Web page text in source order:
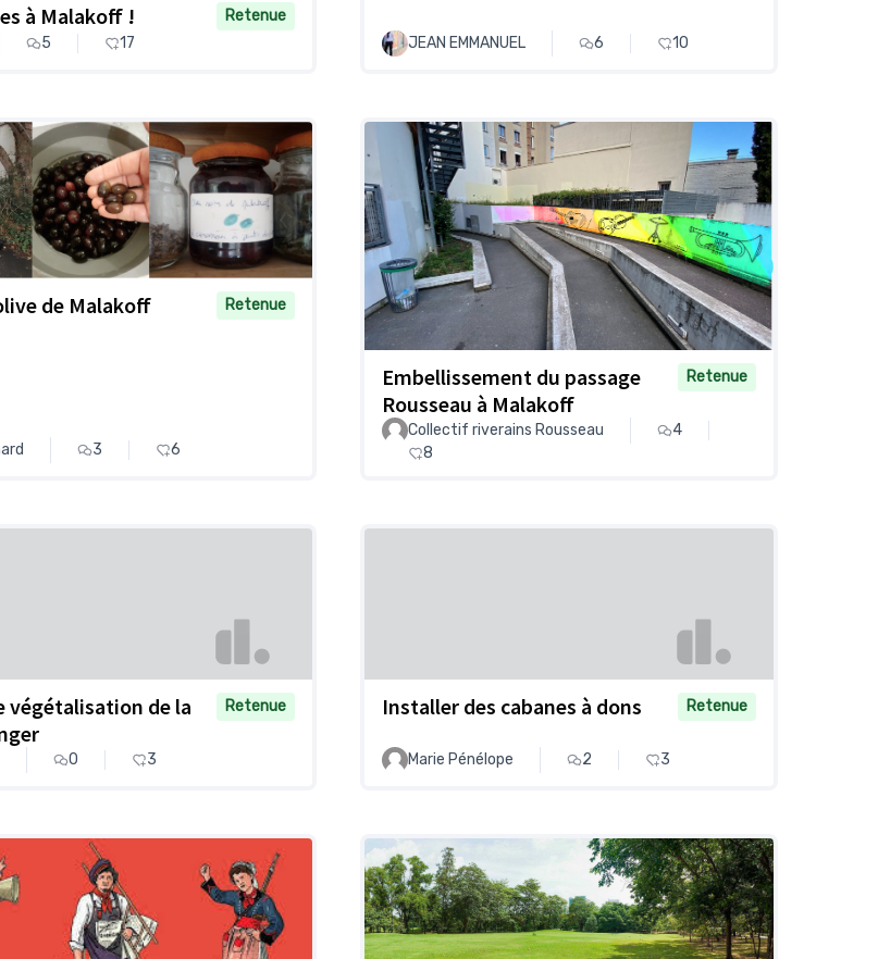
à Malakoff !
Retenue
5 17 JEAN EMMANUEL 6 10
de Malakoff Retenue
3 6
Embellissement du passage
Rousseau à Malakoff
Retenue
Collectif riverains Rousseau
4
8
végétalisation de la
Retenue
0 3
Installer des cabanes à dons Retenue
Marie Pénélope 2 3